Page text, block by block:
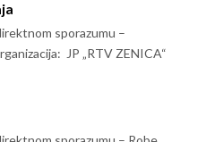
sporazumu –
JP „RTV ZENICA“